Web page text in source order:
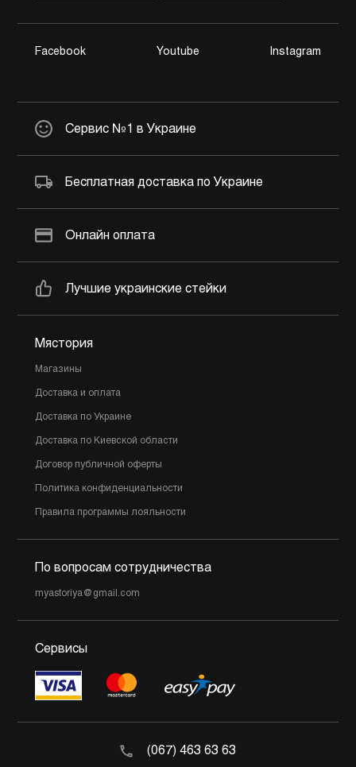
Facebook Youtube Instagram
Сервис №1 в Украине
Бесплатная доставка по Украине
Онлайн оплата
Лучшие украинские стейки
Мястория
Магазины
Доставка и оплата
Доставка по Украине
Доставка по Киевской области
Договор публичной оферты
Политика конфиденциальности
Правила программы лояльности
По вопросам сотрудничества
myastoriya@gmail.com
Сервисы
(067) 463 63 63